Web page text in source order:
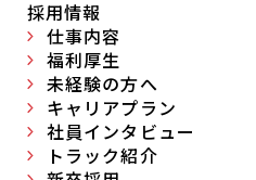
採用情報
仕事内容
福利厚生
未経験の方へ
キャリアプラン
社員インタビュー
トラック紹介